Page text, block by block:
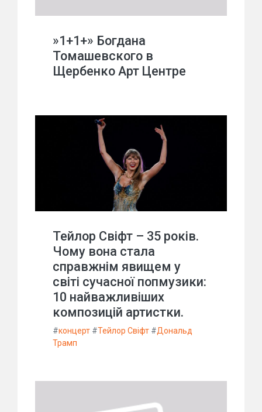
»1+1+» Богдана
Томашевского в
Щербенко Арт Центре
Тейлор Свіфт – 35 років.
Чому вона стала
справжнім явищем у
світі сучасної попмузики:
10 найважливіших
композицій артистки.
#концерт #Тейлор Свіфт #Дональд
Трамп